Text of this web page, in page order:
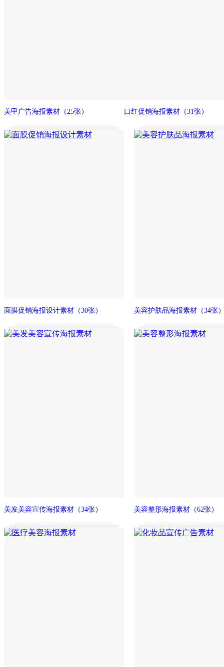
美甲广告海报素材 （25张） 口红促销海报素材 （31张）
面膜促销海报设计素材 （30张） 美容护肤品海报素材 （34张
美发美容宣传海报素材 （34张） 美容整形海报素材 （62张）